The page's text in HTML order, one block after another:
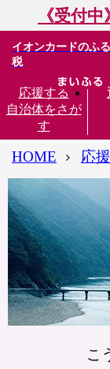
《受付
イオンカードのふ
税
応援する
自治体をさが
す
HOME 応
こ